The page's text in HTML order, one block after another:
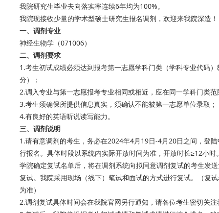
我院研究生毕业去向落实率连续6年均为100%。
我院现接收少量的学术型硕士研究生报名调剂，欢迎来我院深造！
一、调剂专业
神经生物学（071006）
二、调剂要求
1.考生初试成绩必须达到报考第一志愿学科门类（学科专业代码
分）；
2.调入专业与第一志愿报考专业相同或相近，应在同一学科门类范
3.考生须确保所提供信息真实，须确认不能被第一志愿单位录取；
4.有良好的英语听说读写能力。
三、调剂说明
1.请有意调剂的考生，务必在2024年4月19日-4月20日之间，
行报名。具体时段以系统内实际开放时间为准，开放时长≥12小时
学院确定复试名单后，将在调剂系统向拟同意调剂复试的考生发
复试。我院采用现场（线下）笔试和面试的方式进行复试。（复
为准）
2.调剂复试具体时间会在我院官网另行通知，请各位考生密切关